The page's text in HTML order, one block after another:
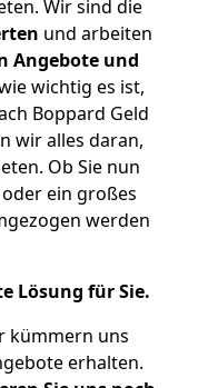
Wir sind die
und arbeiten
Angebote und
wichtig es ist,
Boppard Geld
wir alles daran,
Ob Sie nun
ein großes
werden
Lösung für Sie.
kümmern uns
erhalten.